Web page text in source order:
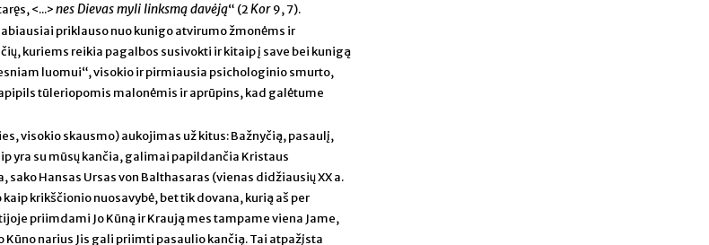
<...>nes Dievas myli linksmą davėją“ (2Kor9, 7).
priklauso nuo kunigo atvirumo žmonėms ir
kuriems reikia pagalbos susivokti ir kitaip į save bei kunigą
luomui“, visokio ir pirmiausia psichologinio smurto,
tūleriopomis malonėmis ir aprūpins, kad galėtume
visokio skausmo) aukojimas už kitus: Bažnyčią, pasaulį,
yra su mūsų kančia, galimai papildančia Kristaus
Hansas Ursas von Balthasaras (vienas didžiausių XX a.
krikščionio nuosavybė, bet tik dovana, kurią aš per
priimdami Jo Kūną ir Kraują mes tampame viena Jame,
narius Jis gali priimti pasaulio kančią. Tai atpažįsta